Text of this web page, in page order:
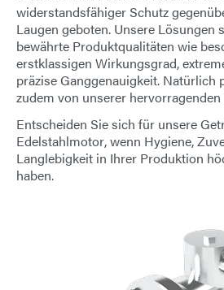
E-Mail
Anschrift
Nachricht
Nachricht senden
widerstandsfähiger Schutz
Laugen geboten. Unsere Lösungen
bewährte Produktqualitäten wie
erstklassigen Wirkungsgrad,
präzise Ganggenauigkeit. Natürlich
zudem von unserer
Entscheiden Sie sich für unsere
Edelstahlmotor, wenn Hygiene,
Langlebigkeit in Ihrer Produktion
haben.